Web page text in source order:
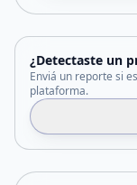
¿Detectaste un
Enviá un reporte si
plataforma.